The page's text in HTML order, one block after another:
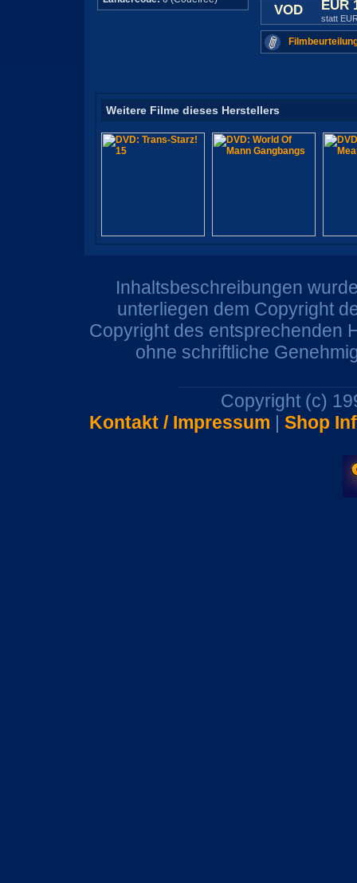
VOD EUR
statt
Weitere Filme dieses Herstellers
Inhaltsbeschreibungen
unterliegen dem Copyright
Copyright des entsprechenden
ohne schriftliche
Copyright (c)
Kontakt / Impressum | Shop